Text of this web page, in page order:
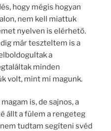
hogy mégis hogyan
nem kell miattuk
nyelven is elérhető.
már teszteltem is a
a
minden
volt, mint mi magunk.
is, de sajnos, a
állt a fülem a rengeteg
tudtam segíteni svéd